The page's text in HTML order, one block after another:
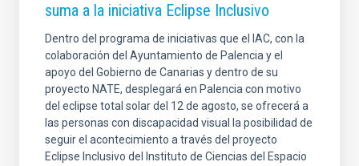
ORDENADO POR ORDEN
suma a la iniciativa Eclipse Inclusivo
Dentro del programa de iniciativas que el IAC, con la
colaboración del Ayuntamiento de Palencia y el
apoyo del Gobierno de Canarias y dentro de su
proyecto NATE, desplegará en Palencia con motivo
del eclipse total solar del 12 de agosto, se ofrecerá a
las personas con discapacidad visual la posibilidad de
seguir el acontecimiento a través del proyecto
Eclipse Inclusivo del Instituto de Ciencias del Espacio